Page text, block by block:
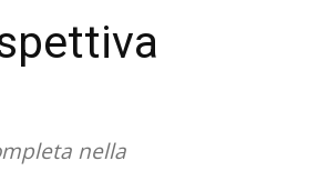
nella